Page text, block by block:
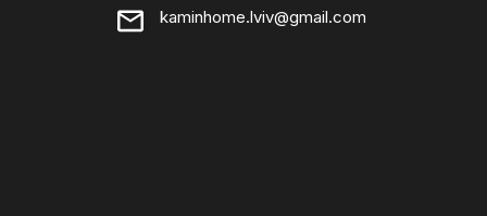
kaminhome.lviv@gmail.com